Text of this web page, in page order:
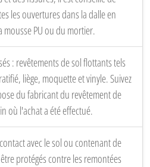
les ouvertures dans la dalle en
mousse PU ou du mortier.
: revêtements de sol flottants tels
liège, moquette et vinyle. Suivez
du fabricant du revêtement de
où l'achat a été effectué.
avec le sol ou contenant de
protégés contre les remontées